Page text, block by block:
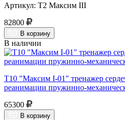
Артикул: Т2 Максим III
82800
В корзину
В наличии
Т10 "Максим I-01" тренажер
реанимации пружинно-
65300
В корзину